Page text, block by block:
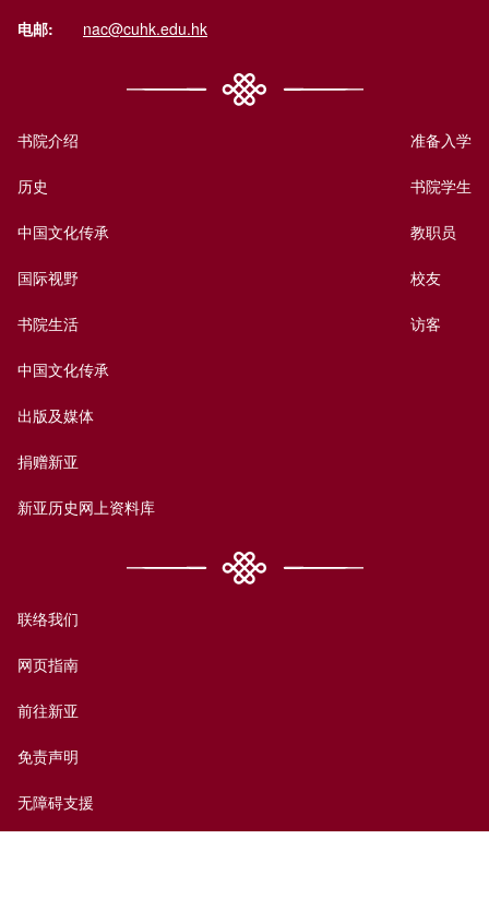
电邮: nac@cuhk.edu.hk
书院介绍
历史
中国文化传承
国际视野
书院生活
中国文化传承
出版及媒体
捐赠新亚
新亚历史网上资料库
准备入学
书院学生
教职员
校友
访客
联络我们
网页指南
前往新亚
免责声明
无障碍支援